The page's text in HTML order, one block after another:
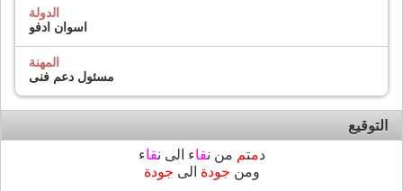
الدولة
اسوان ادفو
المهنة
مسئول دعم فنى
التوقيع
دمتم من نقاء الى نقاء
ومن جودة الى جودة